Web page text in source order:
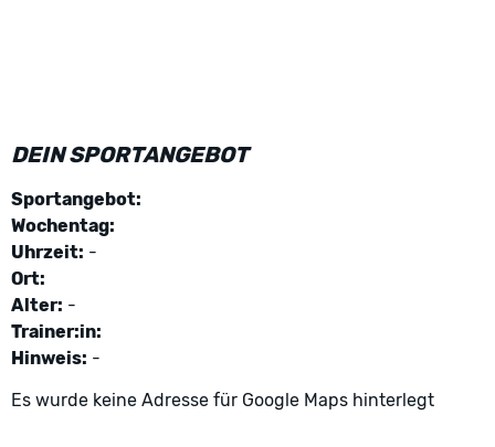
DEIN SPORTANGEBOT
Sportangebot:
Wochentag:
Uhrzeit: -
Ort:
Alter: -
Trainer:in:
Hinweis: -
Es wurde keine Adresse für Google Maps hinterlegt